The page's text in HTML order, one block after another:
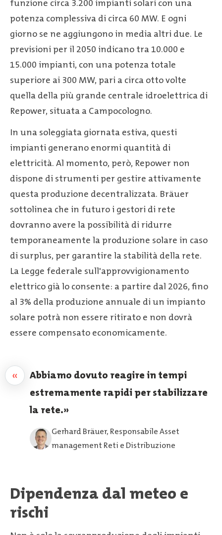
funzione circa 3.200 impianti solari con una
potenza complessiva di circa 60 MW. E ogni
giorno se ne aggiungono in media altri due. Le
previsioni per il 2050 indicano tra 10.000 e
15.000 impianti, con una potenza totale
superiore ai 300 MW, pari a circa otto volte
quella della più grande centrale idroelettrica di
Repower, situata a Campocologno.
In una soleggiata giornata estiva, questi
impianti generano enormi quantità di
elettricità. Al momento, però, Repower non
dispone di strumenti per gestire attivamente
questa produzione decentralizzata. Bräuer
sottolinea che in futuro i gestori di rete
dovranno avere la possibilità di ridurre
temporaneamente la produzione solare in caso
di surplus, per garantire la stabilità della rete.
La Legge federale sull'approvvigionamento
elettrico già lo consente: a partire dal 2026, fino
al 3% della produzione annuale di un impianto
solare potrà non essere ritirato e non dovrà
essere compensato economicamente.
Abbiamo dovuto reagire in tempi
estremamente rapidi per stabilizzare
la rete.
Gerhard Bräuer, Responsabile Asset
management Reti e Distribuzione
«
Dipendenza dal meteo e
rischi